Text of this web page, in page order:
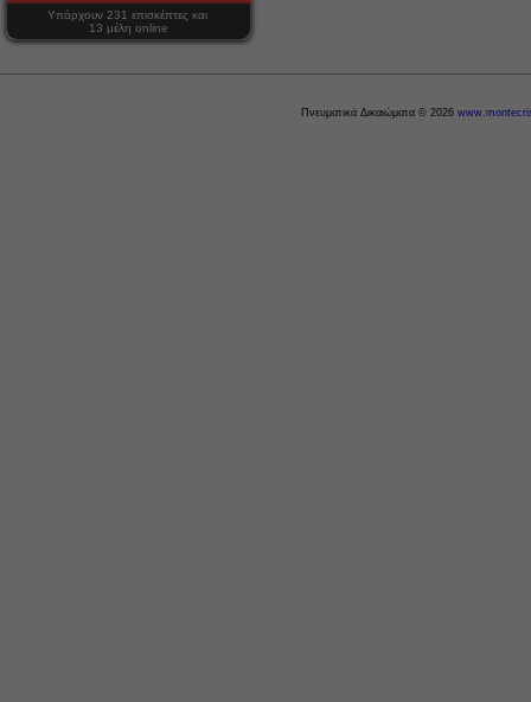
Υπάρχουν 231 επισκέπτες και
13 μέλη online
Πνευματικά Δικαιώματα © 2026